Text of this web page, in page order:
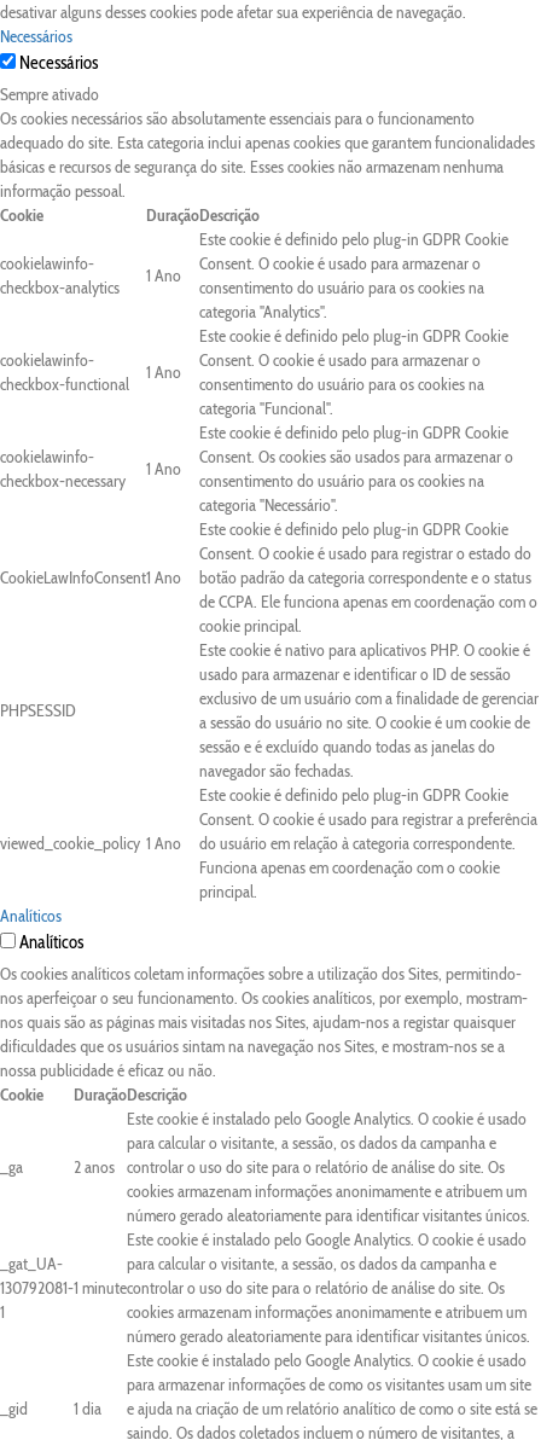
desativar alguns desses cookies pode afetar sua experiência de navegação.
Necessários
Necessários
Sempre ativado
Os cookies necessários são absolutamente essenciais para o funcionamento
adequado do site. Esta categoria inclui apenas cookies que garantem funcionalidades
básicas e recursos de segurança do site. Esses cookies não armazenam nenhuma
informação pessoal.
Cookie
DuraçãoDescrição
cookielawinfo-
checkbox-analytics
1 Ano
Este cookie é definido pelo plug-in GDPR Cookie
Consent. O cookie é usado para armazenar o
consentimento do usuário para os cookies na
categoria "Analytics".
cookielawinfo-
checkbox-functional
1 Ano
Este cookie é definido pelo plug-in GDPR Cookie
Consent. O cookie é usado para armazenar o
consentimento do usuário para os cookies na
categoria "Funcional".
cookielawinfo-
checkbox-necessary
1 Ano
Este cookie é definido pelo plug-in GDPR Cookie
Consent. Os cookies são usados para armazenar o
consentimento do usuário para os cookies na
categoria "Necessário".
CookieLawInfoConsent1 Ano
Este cookie é definido pelo plug-in GDPR Cookie
Consent. O cookie é usado para registrar o estado do
botão padrão da categoria correspondente e o status
de CCPA. Ele funciona apenas em coordenação com o
cookie principal.
PHPSESSID
Este cookie é nativo para aplicativos PHP. O cookie é
usado para armazenar e identificar o ID de sessão
exclusivo de um usuário com a finalidade de gerenciar
a sessão do usuário no site. O cookie é um cookie de
sessão e é excluído quando todas as janelas do
navegador são fechadas.
viewed_cookie_policy 1 Ano
Este cookie é definido pelo plug-in GDPR Cookie
Consent. O cookie é usado para registrar a preferência
do usuário em relação à categoria correspondente.
Funciona apenas em coordenação com o cookie
principal.
Analíticos
Analíticos
Os cookies analíticos coletam informações sobre a utilização dos Sites, permitindo-
nos aperfeiçoar o seu funcionamento. Os cookies analíticos, por exemplo, mostram-
nos quais são as páginas mais visitadas nos Sites, ajudam-nos a registar quaisquer
dificuldades que os usuários sintam na navegação nos Sites, e mostram-nos se a
nossa publicidade é eficaz ou não.
Cookie
DuraçãoDescrição
_ga 2 anos
Este cookie é instalado pelo Google Analytics. O cookie é usado
para calcular o visitante, a sessão, os dados da campanha e
controlar o uso do site para o relatório de análise do site. Os
cookies armazenam informações anonimamente e atribuem um
número gerado aleatoriamente para identificar visitantes únicos.
_gat_UA-
130792081-
1
1 minute
Este cookie é instalado pelo Google Analytics. O cookie é usado
para calcular o visitante, a sessão, os dados da campanha e
controlar o uso do site para o relatório de análise do site. Os
cookies armazenam informações anonimamente e atribuem um
número gerado aleatoriamente para identificar visitantes únicos.
_gid 1 dia
Este cookie é instalado pelo Google Analytics. O cookie é usado
para armazenar informações de como os visitantes usam um site
e ajuda na criação de um relatório analítico de como o site está se
saindo. Os dados coletados incluem o número de visitantes, a